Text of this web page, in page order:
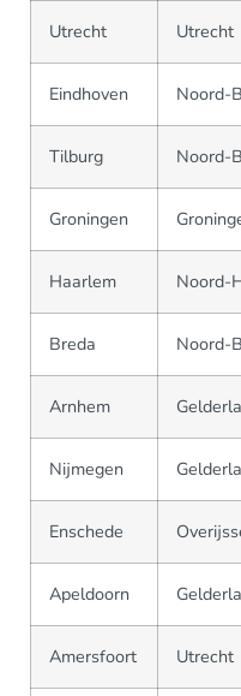
Utrecht Utrecht
Eindhoven Noord-
Tilburg Noord-
Groningen
Haarlem Noord-
Breda Noord-
Arnhem
Nijmegen
Enschede
Apeldoorn
Amersfoort Utrecht